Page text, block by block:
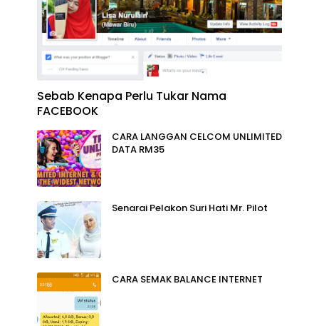
Sebab Kenapa Perlu Tukar Nama
FACEBOOK
CARA LANGGAN CELCOM UNLIMITED
DATA RM35
Senarai Pelakon Suri Hati Mr. Pilot
CARA SEMAK BALANCE INTERNET